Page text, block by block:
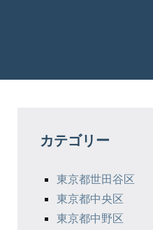
カテゴリー
東京都世田谷区
東京都中央区
東京都中野区